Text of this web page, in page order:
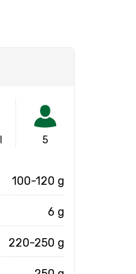
5
100-120 g
6 g
220-250 g